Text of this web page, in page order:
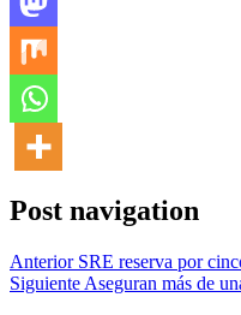
Post navigation
AnteriorSRE reserva por
Siguiente Aseguran más de